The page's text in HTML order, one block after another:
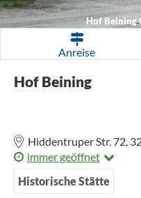
Hof Beining
Anreise
Hof Beining
Hiddentruper Str. 72,
immer geöffnet
Historische Stätte